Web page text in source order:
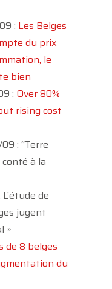
: Les Belges
du prix
le
bien
: Over 80%
rising cost
: “Terre
à la
de
jugent
»
de 8 belges
du